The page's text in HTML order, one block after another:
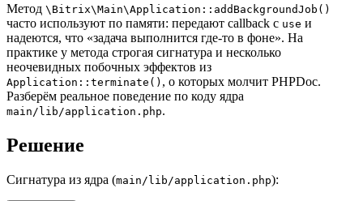
Метод \Bitrix\Main\Application::addBackgroundJob()
часто используют по памяти: передают callback с use и
надеются, что «задача выполнится где-то в фоне». На
практике у метода строгая сигнатура и несколько
неочевидных побочных эффектов из
Application::terminate() , о которых молчит PHPDoc.
Разберём реальное поведение по коду ядра
main/lib/application.php.
Решение
Сигнатура из ядра (main/lib/application.php):